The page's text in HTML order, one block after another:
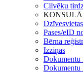
Cilvēku
Pases/eID
Bērna
Izziņas
Dokumentu
Dokumentu